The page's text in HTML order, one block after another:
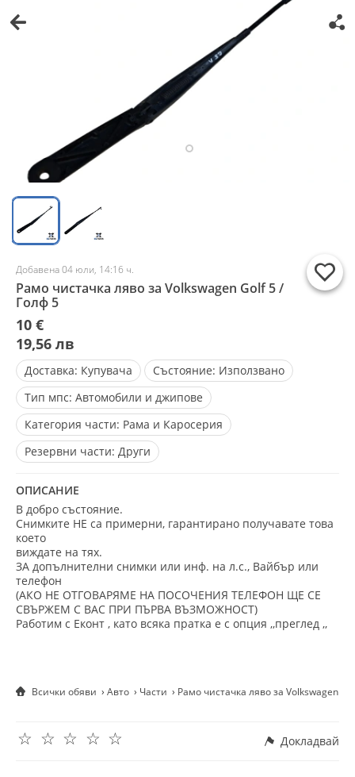
Добавена 04 юли, 14:16 ч.
Рамо чистачка ляво за Volkswagen Golf 5 /
Голф 5
10 €
19,56 лв
Доставка: Купувача Състояние: Използвано
Тип мпс: Автомобили и джипове
Категория части: Рама и Каросерия
Резервни части: Други
ОПИСАНИЕ
В добро състояние.
Снимките НЕ са примерни, гарантирано получавате това
което
виждате на тях.
ЗА допълнителни снимки или инф. на л.с., Вайбър или
телефон
(АКО НЕ ОТГОВАРЯМЕ НА ПОСОЧЕНИЯ ТЕЛЕФОН ЩЕ СЕ
СВЪРЖЕМ С ВАС ПРИ ПЪРВА ВЪЗМОЖНОСТ)
Работим с Еконт , като всяка пратка е с опция ,,преглед ,,
Всички обяви Авто Части Рамо чистачка ляво за Volkswagen
☆
☆
☆
☆
☆ Докладвай